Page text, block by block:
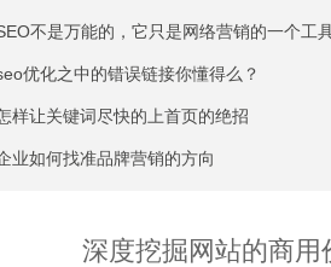
不是万能的，它只是网络营销的一个工
优化之中的错误链接你懂得么？
样让关键词尽快的上首页的绝招
业如何找准品牌营销的方向
深度挖掘网站的商